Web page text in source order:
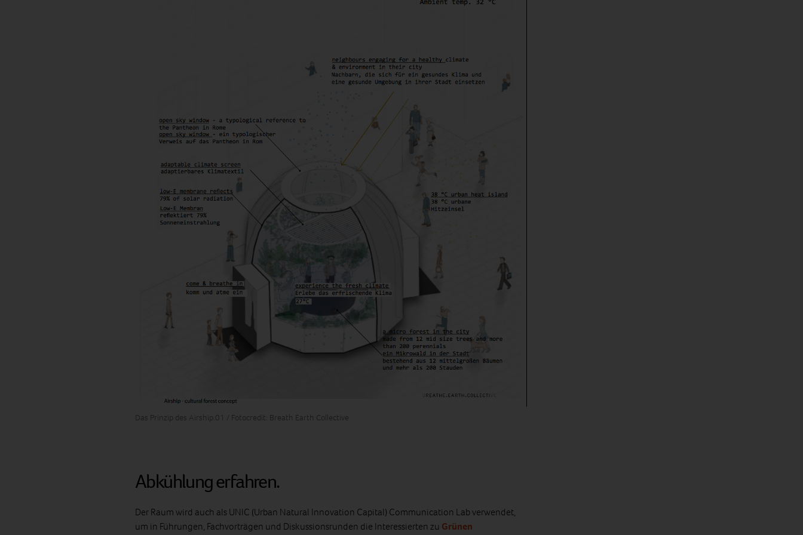
Das Prinzip des Airship.01 / Fotocredit: Breath Earth Collective
Abkühlung erfahren.
Der Raum wird auch als UNIC (Urban Natural Innovation Capital) Communication Lab verwendet,
um in Führungen, Fachvorträgen und Diskussionsrunden die Interessierten zu Grünen